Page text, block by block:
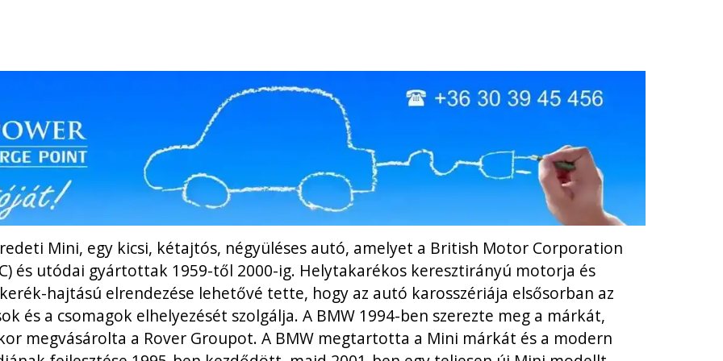
Mini, egy kicsi, kétajtós, négyüléses autó, amelyet a British Motor Corporation
és utódai gyártottak 1959-től 2000-ig. Helytakarékos keresztirányú motorja és
hajtású elrendezése lehetővé tette, hogy az autó karosszériája elsősorban az
és a csomagok elhelyezését szolgálja. A BMW 1994-ben szerezte meg a márkát,
megvásárolta a Rover Groupot. A BMW megtartotta a Mini márkát és a modern